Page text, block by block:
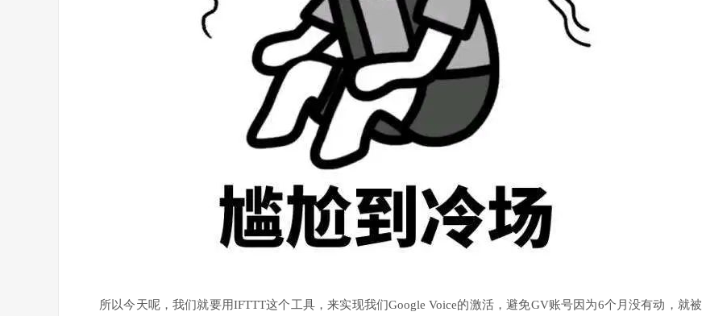
所以今天呢，我们就要用IFTTT这个工具，来实现我们Google Voice的激活，避免GV账号因为6个月没有动，就被